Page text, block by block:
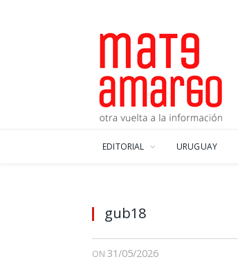
EDITORIAL URUGUAY
gub18
ON 31/05/2026